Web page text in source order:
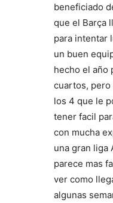
beneficiado
que el Barça
para intentar
un buen
hecho el año
cuartos, pero
los 4 que le
tener facil
con mucha
una gran liga
parece mas
ver como
algunas